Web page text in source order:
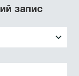
запис